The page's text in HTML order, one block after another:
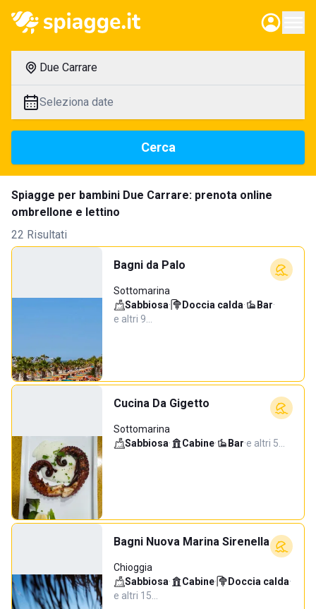
Due Carrare
Seleziona date
Cerca
Spiagge per bambini Due Carrare: prenota online
ombrellone e lettino
22 Risultati
Bagni da Palo
Sottomarina
Sabbiosa· Doccia calda· Bar·
e altri 9…
Cucina Da Gigetto
Sottomarina
Sabbiosa· Cabine· Bar·e altri 5…
Bagni Nuova Marina Sirenella
Chioggia
Sabbiosa· Cabine· Doccia calda·
e altri 15…